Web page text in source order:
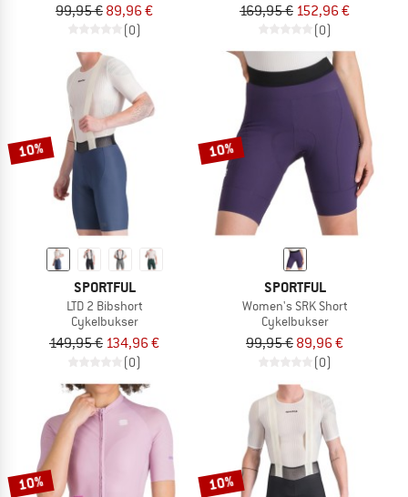
99,95 € 89,96 €
(0)
169,95 € 152,96 €
(0)
10%
SPORTFUL
LTD 2 Bibshort
Cykelbukser
149,95 € 134,96 €
(0)
10%
SPORTFUL
Women's SRK Short
Cykelbukser
99,95 € 89,96 €
(0)
10% 10%